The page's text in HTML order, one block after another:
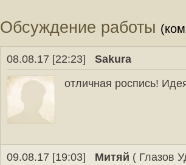
Обсуждение работы
08.08.17 [22:23]
Sakura
отличная роспись!
09.08.17 [19:03] Митяй ( Глазов